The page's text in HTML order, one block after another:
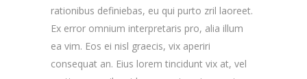
rationibus definiebas, eu qui purto zril laoreet.
Ex error omnium interpretaris pro, alia illum
ea vim. Eos ei nisl graecis, vix aperiri
consequat an. Eius lorem tincidunt vix at, vel